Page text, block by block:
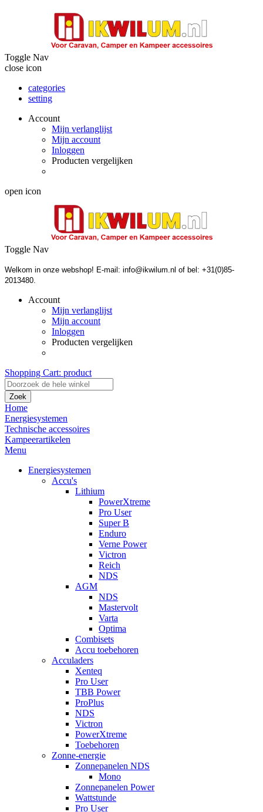
Toggle Nav
close icon
categories
setting
Account
Mijn verlanglijst
Mijn account
Inloggen
Producten vergelijken
open icon
Toggle Nav
Welkom in onze webshop! E-mail: info@ikwilum.nl of bel: +31(0)85-
2013480.
Account
Mijn verlanglijst
Mijn account
Inloggen
Producten vergelijken
Shopping Cart: product
Zoek
Home
Energiesystemen
Technische accessoires
Kampeerartikelen
Menu
Energiesystemen
Accu's
Lithium
PowerXtreme
Pro User
Super B
Enduro
Verne Power
Victron
Reich
NDS
AGM
NDS
Mastervolt
Varta
Optima
Combisets
Accu toebehoren
Acculaders
Xenteq
Pro User
TBB Power
ProPlus
NDS
Victron
PowerXtreme
Toebehoren
Zonne-energie
Zonnepanelen NDS
Mono
Zonnepanelen Power
Wattstunde
Pro User